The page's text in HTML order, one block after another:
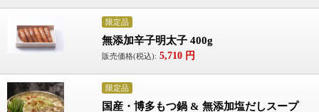
限定品
無添加辛子明太子 400g
販売価格(税込): 5,710 円
限定品
国産・博多もつ鍋 & 無添加塩だしスープ